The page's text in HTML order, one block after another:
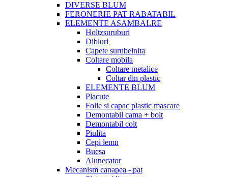
DIVERSE BLUM
FERONERIE PAT RABATABIL
ELEMENTE ASAMBALRE
Holtzsuruburi
Dibluri
Capete surubelnita
Coltare mobila
Coltare metalice
Coltar din plastic
ELEMENTE BLUM
Placute
Folie si capac plastic mascare
Demontabil cama + bolt
Demontabil colt
Piulita
Cepi lemn
Bucsa
Alunecator
Mecanism canapea - pat